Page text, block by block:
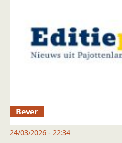
Bever
24/03/2026 - 22:34